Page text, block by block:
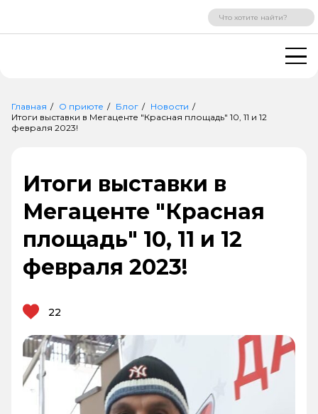
ВХОД РЕГИСТРАЦИЯ
Главная О приюте Блог
Новости
Итоги выставки в Мегаценте "Красная площадь" 10, 11 и 12
февраля 2023!
Итоги выставки в
Мегаценте "Красная
площадь" 10, 11 и 12
февраля 2023!
22